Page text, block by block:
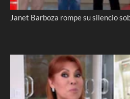
Janet Barboza rompe su silencio